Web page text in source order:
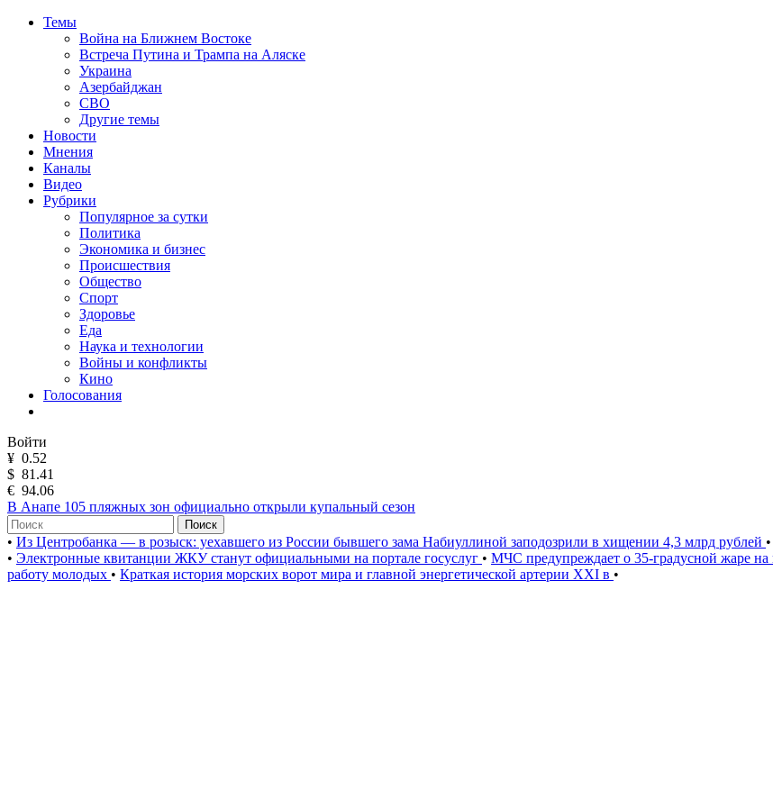
Темы
Война на Ближнем Востоке
Встреча Путина и Трампа на Аляске
Украина
Азербайджан
СВО
Другие темы
Новости
Мнения
Каналы
Видео
Рубрики
Популярное за сутки
Политика
Экономика и бизнес
Происшествия
Общество
Спорт
Здоровье
Еда
Наука и технологии
Войны и конфликты
Кино
Голосования
Войти
¥ 0.52
$ 81.41
€ 94.06
В Анапе 105 пляжных зон официально открыли купальный сезон
Поиск
• Из Центробанка — в розыск: уехавшего из России бывшего зама Набиуллиной заподозрили в хищении 4,3 млрд рублей •
• Электронные квитанции ЖКУ станут официальными на портале госуслуг • МЧС предупреждает о 35-градусной жаре на
работу молодых • Краткая история морских ворот мира и главной энергетической артерии XXI в •